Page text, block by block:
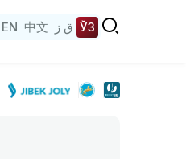
EN 中文 ق ز ЎЗ